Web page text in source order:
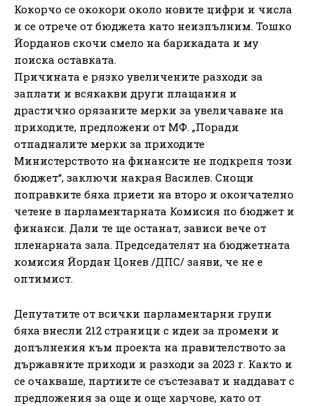
Кокорчо се ококори около новите цифри и числа
и се отрече от бюджета като неизпълним. Тошко
Йорданов скочи смело на барикадата и му
поиска оставката.
Причината е рязко увеличените разходи за
заплати и всякакви други плащания и
драстично орязаните мерки за увеличаване на
приходите, предложени от МФ. „Поради
отпадналите мерки за приходите
Министерството на финансите не подкрепя този
бюджет“, заключи накрая Василев. Снощи
поправките бяха приети на второ и окончателно
четене в парламентарната Комисия по бюджет и
финанси. Дали те ще останат, зависи вече от
пленарната зала. Председателят на бюджетната
комисия Йордан Цонев /ДПС/ заяви, че не е
оптимист.
Депутатите от всички парламентарни групи
бяха внесли 212 страници с идеи за промени и
допълнения към проекта на правителството за
държавните приходи и разходи за 2023 г. Както и
се очакваше, партиите се състезават и наддават с
предложения за още и още харчове, като от